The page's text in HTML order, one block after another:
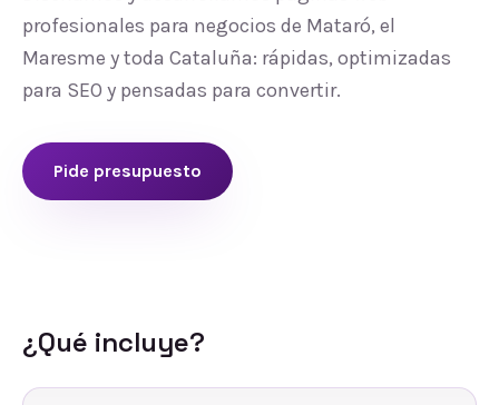
profesionales para negocios de Mataró, el
Maresme y toda Cataluña: rápidas, optimizadas
para SEO y pensadas para convertir.
Pide presupuesto
¿Qué incluye?